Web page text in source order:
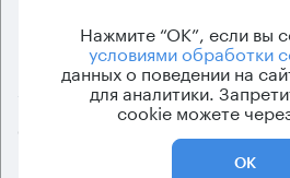
Каталог бизнес-центров О
© 2026 Fortex.Group. ООО «АРЕНДА
Нажмите “ОК”, если вы
условиями обработки
данных о поведении на
для аналитики.
cookie можете
ОК